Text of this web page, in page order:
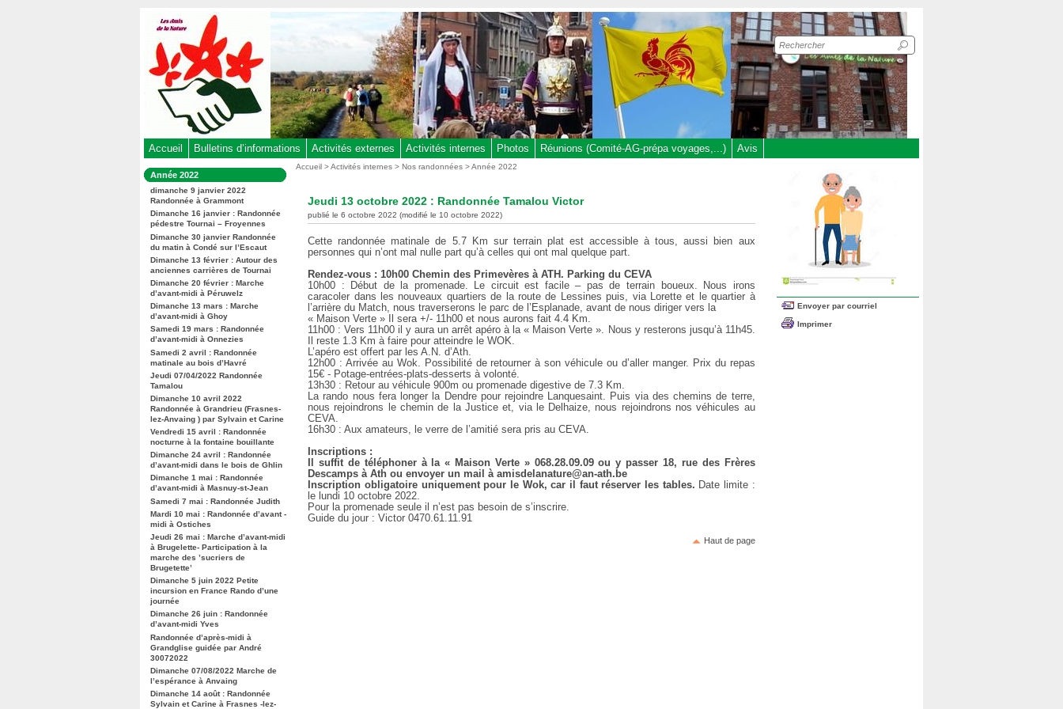
Recherche
sur
le
site
Accueil Bulletins d’informations Activités externes Activités internes Photos Réunions (Comité-AG-prépa voyages,...) Avis
Dans
la
rubrique
:
Année 2022
dimanche 9 janvier 2022
Randonnée à Grammont
Dimanche 16 janvier : Randonnée
pédestre Tournai – Froyennes
Dimanche 30 janvier Randonnée
du matin à Condé sur l’Escaut
Dimanche 13 février : Autour des
anciennes carrières de Tournai
Dimanche 20 février : Marche
d’avant-midi à Péruwelz
Dimanche 13 mars : Marche
d’avant-midi à Ghoy
Samedi 19 mars : Randonnée
d’avant-midi à Onnezies
Samedi 2 avril : Randonnée
matinale au bois d’Havré
Jeudi 07/04/2022 Randonnée
Tamalou
Dimanche 10 avril 2022
Randonnée à Grandrieu (Frasnes-
lez-Anvaing ) par Sylvain et Carine
Vendredi 15 avril : Randonnée
nocturne à la fontaine bouillante
Dimanche 24 avril : Randonnée
d’avant-midi dans le bois de Ghlin
Dimanche 1 mai : Randonnée
d’avant-midi à Masnuy-st-Jean
Samedi 7 mai : Randonnée Judith
Mardi 10 mai : Randonnée d’avant -
midi à Ostiches
Jeudi 26 mai : Marche d’avant-midi
à Brugelette- Participation à la
marche des ’sucriers de
Brugetette’
Dimanche 5 juin 2022 Petite
incursion en France Rando d’une
journée
Dimanche 26 juin : Randonnée
d’avant-midi Yves
Randonnée d’après-midi à
Grandglise guidée par André
30072022
Dimanche 07/08/2022 Marche de
l’espérance à Anvaing
Dimanche 14 août : Randonnée
Sylvain et Carine à Frasnes -lez-
Vous
Accueil >Activités internes >Nos randonnées>Année 2022
Jeudi 13 octobre 2022 : Randonnée Tamalou Victor
publié le 6 octobre 2022 (modifié le 10 octobre 2022)
Cette randonnée matinale de 5.7 Km sur terrain plat est accessible à tous, aussi bien aux
personnes qui n’ont mal nulle part qu’à celles qui ont mal quelque part.
Rendez-vous : 10h00 Chemin des Primevères à ATH. Parking du CEVA
10h00 : Début de la promenade. Le circuit est facile – pas de terrain boueux. Nous irons
caracoler dans les nouveaux quartiers de la route de Lessines puis, via Lorette et le quartier à
l’arrière du Match, nous traverserons le parc de l’Esplanade, avant de nous diriger vers la
« Maison Verte » Il sera +/- 11h00 et nous aurons fait 4.4 Km.
11h00 : Vers 11h00 il y aura un arrêt apéro à la « Maison Verte ». Nous y resterons jusqu’à 11h45.
Il reste 1.3 Km à faire pour atteindre le WOK.
L’apéro est offert par les A.N. d’Ath.
12h00 : Arrivée au Wok. Possibilité de retourner à son véhicule ou d’aller manger. Prix du repas
15€ - Potage-entrées-plats-desserts à volonté.
13h30 : Retour au véhicule 900m ou promenade digestive de 7.3 Km.
La rando nous fera longer la Dendre pour rejoindre Lanquesaint. Puis via des chemins de terre,
nous rejoindrons le chemin de la Justice et, via le Delhaize, nous rejoindrons nos véhicules au
CEVA.
16h30 : Aux amateurs, le verre de l’amitié sera pris au CEVA.
Inscriptions :
Il suffit de téléphoner à la « Maison Verte » 068.28.09.09 ou y passer 18, rue des Frères
Descamps à Ath ou envoyer un mail à amisdelanature@an-ath.be
Inscription obligatoire uniquement pour le Wok, car il faut réserver les tables. Date limite :
le lundi 10 octobre 2022.
Pour la promenade seule il n’est pas besoin de s’inscrire.
Guide du jour : Victor 0470.61.11.91
Haut de page
Envoyer par courriel
Imprimer